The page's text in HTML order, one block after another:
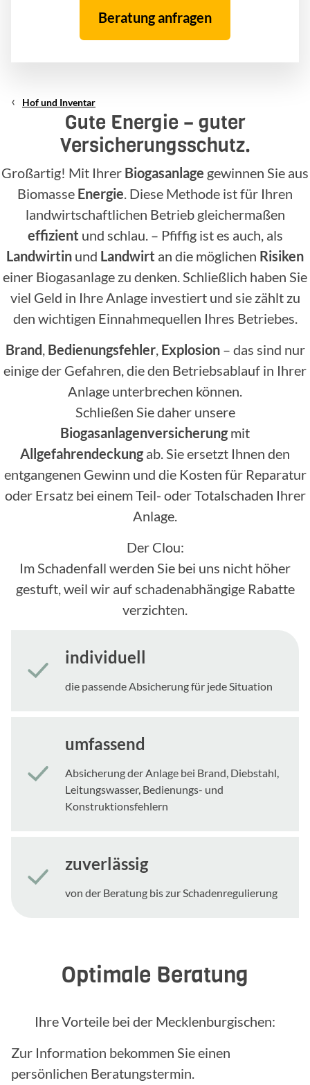
Beratung anfragen
Hof und Inventar
Gute Energie – guter
Versicherungsschutz.
Großartig! Mit Ihrer Biogasanlage gewinnen Sie aus
Biomasse Energie. Diese Methode ist für Ihren
landwirtschaftlichen Betrieb gleichermaßen
effizient und schlau. – Pfiffig ist es auch, als
Landwirtin und Landwirt an die möglichen Risiken
einer Biogasanlage zu denken. Schließlich haben Sie
viel Geld in Ihre Anlage investiert und sie zählt zu
den wichtigen Einnahmequellen Ihres Betriebes.
Brand, Bedienungsfehler, Explosion– das sind nur
einige der Gefahren, die den Betriebsablauf in Ihrer
Anlage unterbrechen können.
Schließen Sie daher unsere
Biogasanlagenversicherungmit
Allgefahrendeckungab. Sie ersetzt Ihnen den
entgangenen Gewinn und die Kosten für Reparatur
oder Ersatz bei einem Teil- oder Totalschaden Ihrer
Anlage.
Der Clou:
Im Schadenfall werden Sie bei uns nicht höher
gestuft, weil wir auf schadenabhängige Rabatte
verzichten.
individuell
die passende Absicherung für jede Situation
umfassend
Absicherung der Anlage bei Brand, Diebstahl,
Leitungswasser, Bedienungs- und
Konstruktionsfehlern
zuverlässig
von der Beratung bis zur Schadenregulierung
Optimale Beratung
Ihre Vorteile bei der Mecklenburgischen:
Zur Information bekommen Sie einen
persönlichen Beratungstermin.